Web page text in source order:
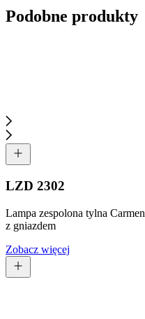
Podobne produkty
LZD 2302
Lampa zespolona tylna Carmen
z gniazdem
Zobacz więcej